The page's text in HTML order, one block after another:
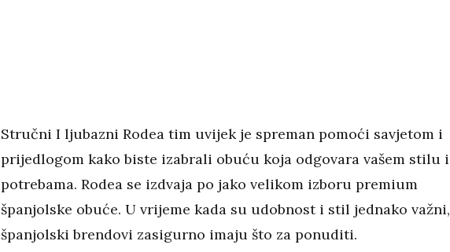
Stručni I ljubazni Rodea tim uvijek je spreman pomoći savjetom i
prijedlogom kako biste izabrali obuću koja odgovara vašem stilu i
potrebama. Rodea se izdvaja po jako velikom izboru premium
španjolske obuće. U vrijeme kada su udobnost i stil jednako važni,
španjolski brendovi zasigurno imaju što za ponuditi.